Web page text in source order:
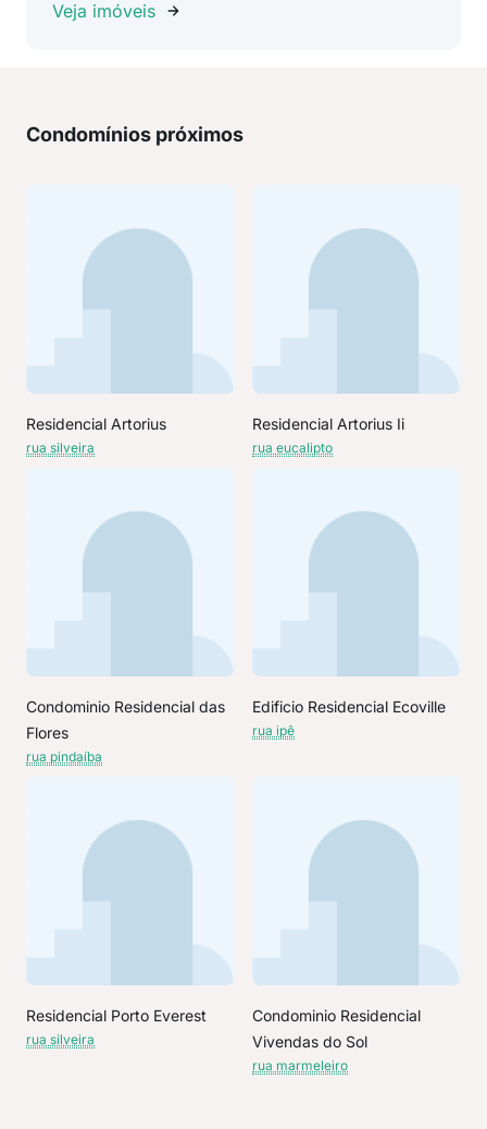
Veja imóveis
Condomínios próximos
Residencial Artorius
rua silveira
Residencial Artorius Ii
rua eucalipto
Condominio Residencial das
Flores
rua pindaíba
Edificio Residencial Ecoville
rua ipê
Residencial Porto Everest
rua silveira
Condominio Residencial
Vivendas do Sol
rua marmeleiro